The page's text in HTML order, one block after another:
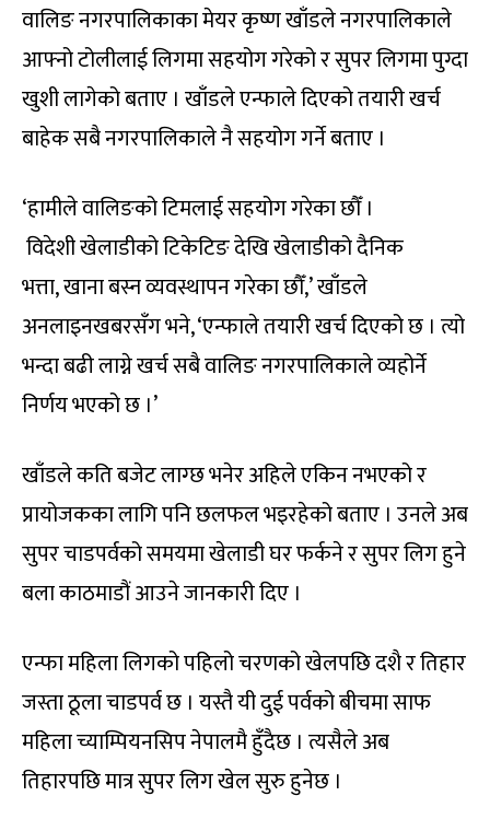
वालिङ नगरपालिकाका मेयर कृष्ण खाँडले नगरपालिकाले
आफ्नो टोलीलाई लिगमा सहयोग गरेको र सुपर लिगमा पुग्दा
खुशी लागेको बताए । खाँडले एन्फाले दिएको तयारी खर्च
बाहेक सबै नगरपालिकाले नै सहयोग गर्ने बताए ।
‘हामीले वालिङको टिमलाई सहयोग गरेका छौँ ।
विदेशी खेलाडीको टिकेटिङ देखि खेलाडीको दैनिक
भत्ता, खाना बस्न व्यवस्थापन गरेका छौँ,’ खाँडले
अनलाइनखबरसँग भने, ‘एन्फाले तयारी खर्च दिएको छ । त्यो
भन्दा बढी लाग्ने खर्च सबै वालिङ नगरपालिकाले व्यहोर्ने
निर्णय भएको छ ।’
खाँडले कति बजेट लाग्छ भनेर अहिले एकिन नभएको र
प्रायोजकका लागि पनि छलफल भइरहेको बताए । उनले अब
सुपर चाडपर्वको समयमा खेलाडी घर फर्कने र सुपर लिग हुने
बला काठमाडौं आउने जानकारी दिए ।
एन्फा महिला लिगको पहिलो चरणको खेलपछि दशै र तिहार
जस्ता ठूला चाडपर्व छ । यस्तै यी दुई पर्वको बीचमा साफ
महिला च्याम्पियनसिप नेपालमै हुँदैछ । त्यसैले अब
तिहारपछि मात्र सुपर लिग खेल सुरु हुनेछ ।